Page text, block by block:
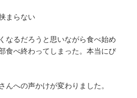
まらない
なるだろうと思いながら食べ始め
食べ終わってしまった。本当にび
んへの声かけが変わりました。